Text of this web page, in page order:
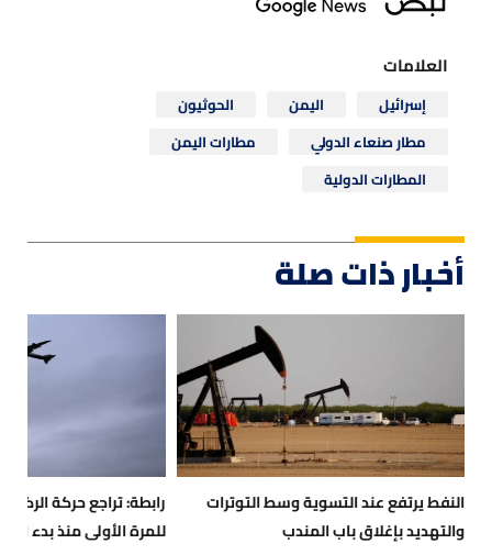
العلامات
إسرائيل اليمن
الحوثيون
مطار صنعاء الدولي
مطارات اليمن
المطارات الدولية
أخبار ذات صلة
النفط يرتفع عند التسوية وسط التوترات
والتهديد بإغلاق باب المندب
رابطة: تراجع حركة
للمرة الأولى منذ بدء